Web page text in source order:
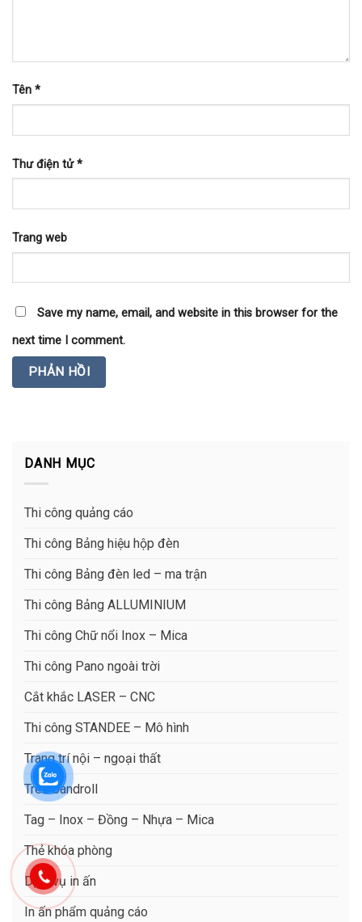
DANH MỤC
Thi công quảng cáo
Thi công Bảng hiệu hộp đèn
Thi công Bảng đèn led – ma trận
Thi công Bảng ALLUMINIUM
Thi công Chữ nổi Inox – Mica
Thi công Pano ngoài trời
Cắt khắc LASER – CNC
Thi công STANDEE – Mô hình
Trang trí nội – ngoại thất
Treo bandroll
Tag – Inox – Đồng – Nhựa – Mica
Thẻ khóa phòng
Dịch vụ in ấn
In ấn phẩm quảng cáo
Tên *
Thư điện tử*
Trang web
Save my name, email, and website in this browser for the
next time I comment.